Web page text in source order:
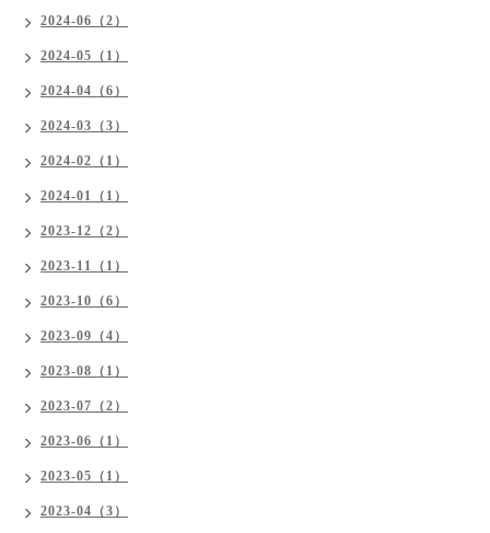
2024-06（2）
2024-05（1）
2024-04（6）
2024-03（3）
2024-02（1）
2024-01（1）
2023-12（2）
2023-11（1）
2023-10（6）
2023-09（4）
2023-08（1）
2023-07（2）
2023-06（1）
2023-05（1）
2023-04（3）